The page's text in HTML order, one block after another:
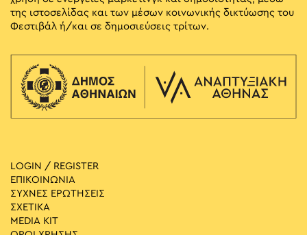
της ιστοσελίδας και των μέσων κοινωνικής δικτύωσης του
Φεστιβάλ ή/και σε δημοσιεύσεις τρίτων.
LOGIN / REGISTER
ΕΠΙΚΟΙΝΩΝΙΑ
ΣΥΧΝΕΣ ΕΡΩΤΗΣΕΙΣ
ΣΧΕΤΙΚΑ
MEDIA ΚIT